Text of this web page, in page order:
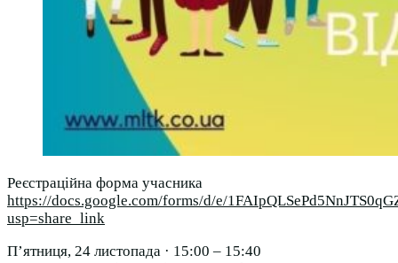
Реєстраційна форма учасника
https://docs.google.com/forms/d/e/
usp=share_link
Пʼятниця, 24 листопада · 15:00 – 15:40